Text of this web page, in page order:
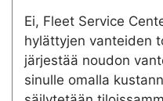
Ei, Fleet Service
hylättyjen vanteiden
järjestää noudon
sinulle omalla